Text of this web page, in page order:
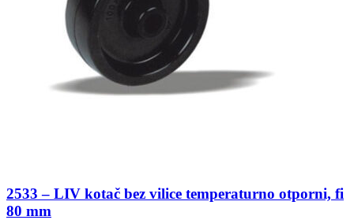
2533 – LIV kotač bez vilice temperaturno otporni, fi
80 mm